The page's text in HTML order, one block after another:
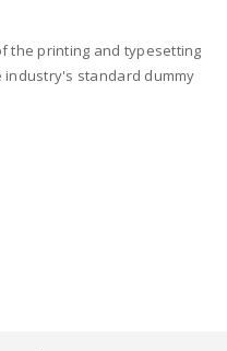
the printing and typesetting
industry's standard dummy